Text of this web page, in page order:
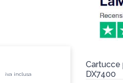
iva inclusa
Cartucce
DX7400